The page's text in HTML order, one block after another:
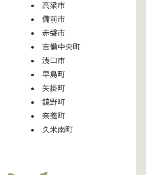
高梁市
備前市
赤磐市
吉備中央町
浅口市
早島町
矢掛町
鏡野町
奈義町
久米南町